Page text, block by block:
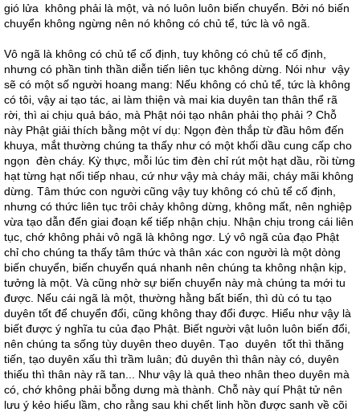
gió lửa không phải là một, và nó luôn luôn biến chuyển. Bởi nó biến
chuyển không ngừng nên nó không có chủ tể, tức là vô ngã.
Vô ngã là không có chủ tể cố định, tuy không có chủ tể cố định,
nhưng có phần tinh thần diễn tiến liên tục không dừng. Nói như vậy
sẽ có một số người hoang mang: Nếu không có chủ tể, tức là không
có tôi, vậy ai tạo tác, ai làm thiện và mai kia duyên tan thân thể rã
rời, thì ai chịu quả báo, mà Phật nói tạo nhân phải thọ phải ? Chỗ
này Phật giải thích bằng một ví dụ: Ngọn đèn thắp từ đầu hôm đến
khuya, mắt thường chúng ta thấy như có một khối dầu cung cấp cho
ngọn đèn cháy. Kỳ thực, mỗi lúc tim đèn chỉ rút một hạt dầu, rồi từng
hạt từng hạt nối tiếp nhau, cứ như vậy mà cháy mãi, cháy mãi không
dừng. Tâm thức con người cũng vậy tuy không có chủ tể cố định,
nhưng có thức liên tục trôi chảy không dừng, không mất, nên nghiệp
vừa tạo dẫn đến giai đoạn kế tiếp nhận chịu. Nhận chịu trong cái liên
tục, chớ không phải vô ngã là không ngơ. Lý vô ngã của đạo Phật
chỉ cho chúng ta thấy tâm thức và thân xác con người là một dòng
biến chuyển, biến chuyển quá nhanh nên chúng ta không nhận kịp,
tưởng là một. Và cũng nhờ sự biến chuyển này mà chúng ta mới tu
được. Nếu cái ngã là một, thường hằng bất biến, thì dù có tu tạo
duyên tốt để chuyển đổi, cũng không thay đổi được. Hiểu như vậy là
biết được ý nghĩa tu của đạo Phật. Biết người vật luôn luôn biến đổi,
nên chúng ta sống tùy duyên theo duyên. Tạo duyên tốt thì thăng
tiến, tạo duyên xấu thì trầm luân; đủ duyên thì thân này có, duyên
thiếu thì thân này rã tan... Như vậy là quả theo nhân theo duyên mà
có, chớ không phải bỗng dưng mà thành. Chỗ này quí Phật tử nên
lưu ý kẻo hiểu lầm, cho rằng sau khi chết linh hồn được sanh về cõi